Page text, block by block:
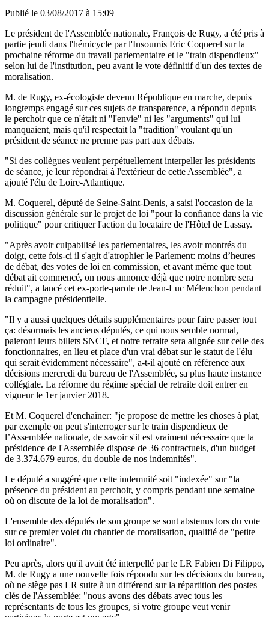
Publié le 03/08/2017 à 15:09
Le président de l'Assemblée nationale, François de Rugy, a été pris à
partie jeudi dans l'hémicycle par l'Insoumis Eric Coquerel sur la
prochaine réforme du travail parlementaire et le "train dispendieux"
selon lui de l'institution, peu avant le vote définitif d'un des textes de
moralisation.
M. de Rugy, ex-écologiste devenu République en marche, depuis
longtemps engagé sur ces sujets de transparence, a répondu depuis
le perchoir que ce n'était ni "l'envie" ni les "arguments" qui lui
manquaient, mais qu'il respectait la "tradition" voulant qu'un
président de séance ne prenne pas part aux débats.
"Si des collègues veulent perpétuellement interpeller les présidents
de séance, je leur répondrai à l'extérieur de cette Assemblée", a
ajouté l'élu de Loire-Atlantique.
M. Coquerel, député de Seine-Saint-Denis, a saisi l'occasion de la
discussion générale sur le projet de loi "pour la confiance dans la vie
politique" pour critiquer l'action du locataire de l'Hôtel de Lassay.
"Après avoir culpabilisé les parlementaires, les avoir montrés du
doigt, cette fois-ci il s'agit d'atrophier le Parlement: moins d’heures
de débat, des votes de loi en commission, et avant même que tout
débat ait commencé, on nous annonce déjà que notre nombre sera
réduit", a lancé cet ex-porte-parole de Jean-Luc Mélenchon pendant
la campagne présidentielle.
"Il y a aussi quelques détails supplémentaires pour faire passer tout
ça: désormais les anciens députés, ce qui nous semble normal,
paieront leurs billets SNCF, et notre retraite sera alignée sur celle des
fonctionnaires, en lieu et place d'un vrai débat sur le statut de l'élu
qui serait évidemment nécessaire", a-t-il ajouté en référence aux
décisions mercredi du bureau de l'Assemblée, sa plus haute instance
collégiale. La réforme du régime spécial de retraite doit entrer en
vigueur le 1er janvier 2018.
Et M. Coquerel d'enchaîner: "je propose de mettre les choses à plat,
par exemple on peut s'interroger sur le train dispendieux de
l’Assemblée nationale, de savoir s'il est vraiment nécessaire que la
présidence de l'Assemblée dispose de 36 contractuels, d'un budget
de 3.374.679 euros, du double de nos indemnités".
Le député a suggéré que cette indemnité soit "indexée" sur "la
présence du président au perchoir, y compris pendant une semaine
où on discute de la loi de moralisation".
L'ensemble des députés de son groupe se sont abstenus lors du vote
sur ce premier volet du chantier de moralisation, qualifié de "petite
loi ordinaire".
Peu après, alors qu'il avait été interpellé par le LR Fabien Di Filippo,
M. de Rugy a une nouvelle fois répondu sur les décisions du bureau,
où ne siège pas LR suite à un différend sur la répartition des postes
clés de l'Assemblée: "nous avons des débats avec tous les
représentants de tous les groupes, si votre groupe veut venir